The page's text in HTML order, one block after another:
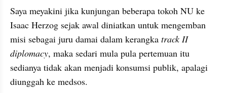
Saya meyakini jika kunjungan beberapa tokoh NU ke
Isaac Herzog sejak awal diniatkan untuk mengemban
misi sebagai juru damai dalam kerangka track II
diplomacy, maka sedari mula pula pertemuan itu
sedianya tidak akan menjadi konsumsi publik, apalagi
diunggah ke medsos.